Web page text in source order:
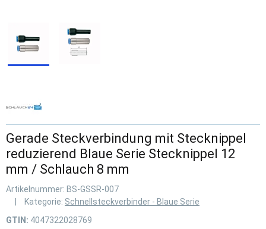
Gerade Steckverbindung mit Stecknippel
reduzierend Blaue Serie Stecknippel 12
mm / Schlauch 8 mm
Artikelnummer: BS-GSSR-007
Kategorie: Schnellsteckverbinder - Blaue Serie
GTIN: 4047322028769